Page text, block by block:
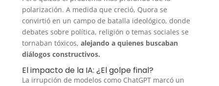
polarización. A medida que creció, Quora se
convirtió en un campo de batalla ideológico, donde
debates sobre política, religión o temas sociales se
tornaban tóxicos, alejando a quienes buscaban
diálogos constructivos.
El impacto de la IA: ¿El golpe final?
La irrupción de modelos como ChatGPT marcó un